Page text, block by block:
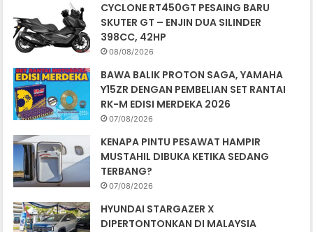
CYCLONE RT450GT PESAING BARU
SKUTER GT – ENJIN DUA SILINDER
398CC, 42HP
08/08/2026
BAWA BALIK PROTON SAGA, YAMAHA
Y15ZR DENGAN PEMBELIAN SET RANTAI
RK-M EDISI MERDEKA 2026
07/08/2026
KENAPA PINTU PESAWAT HAMPIR
MUSTAHIL DIBUKA KETIKA SEDANG
TERBANG?
07/08/2026
HYUNDAI STARGAZER X
DIPERTONTONKAN DI MALAYSIA